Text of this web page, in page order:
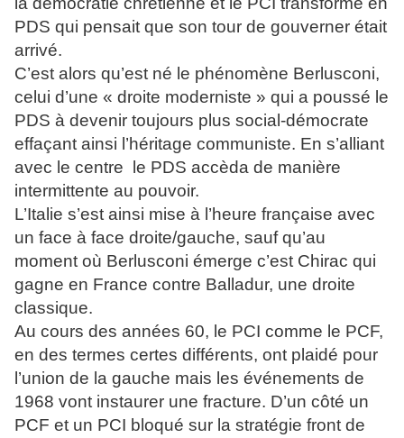
PDS qui pensait que son tour de gouverner était
arrivé.
C’est alors qu’est né le phénomène Berlusconi,
celui d’une « droite moderniste » qui a poussé le
PDS à devenir toujours plus social-démocrate
effaçant ainsi l’héritage communiste. En s’alliant
avec le centre le PDS accèda de manière
intermittente au pouvoir.
L’Italie s’est ainsi mise à l’heure française avec
un face à face droite/gauche, sauf qu’au
moment où Berlusconi émerge c’est Chirac qui
gagne en France contre Balladur, une droite
classique.
Au cours des années 60, le PCI comme le PCF,
en des termes certes différents, ont plaidé pour
l’union de la gauche mais les événements de
1968 vont instaurer une fracture. D’un côté un
PCF et un PCI bloqué sur la stratégie front de